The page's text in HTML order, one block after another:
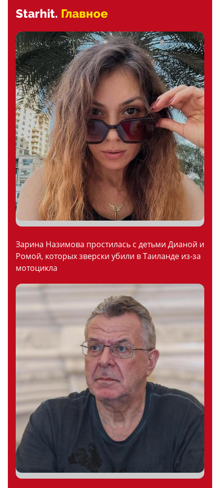
Starhit. Главное
Зарина Назимова простилась с детьми Дианой и
Ромой, которых зверски убили в Таиланде из-за
мотоцикла